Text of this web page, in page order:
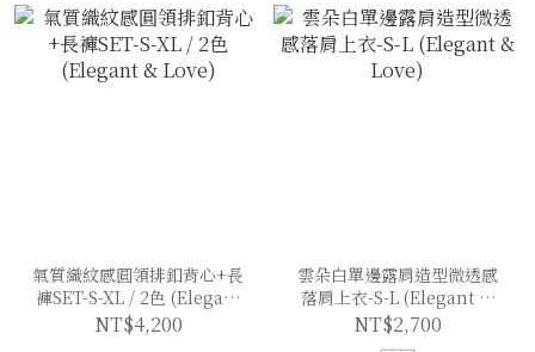
氣質織紋感圓領排釦背心+長
褲SET-S-XL / 2色 (Elegant
& Love)
NT$4,200
雲朵白單邊露肩造型微透感
落肩上衣-S-L (Elegant &
Love)
NT$2,700